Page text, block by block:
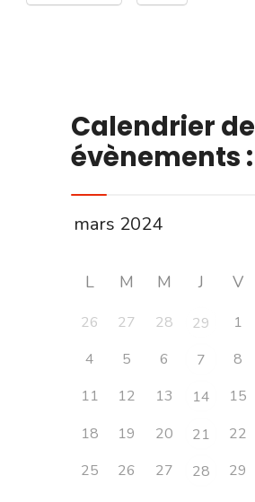
Calendrier
évènements :
L M M J V
26 27 28 29 1
4
5 6 7 8
11
12 13 14 15
18
19 20 21 22
25
26 27 28 29